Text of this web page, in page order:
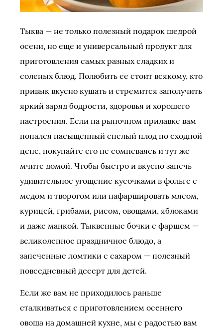
Тыква — не только полезный подарок щедрой
осени, но еще и универсальный продукт для
приготовления самых разных сладких и
соленых блюд. Полюбить ее стоит всякому, кто
привык вкусно кушать и стремится заполучить
яркий заряд бодрости, здоровья и хорошего
настроения. Если на рыночном прилавке вам
попался насыщенный спелый плод по сходной
цене, покупайте его не сомневаясь и тут же
мчите домой. Чтобы быстро и вкусно запечь
удивительное угощение кусочками в фольге с
медом и творогом или нафаршировать мясом,
курицей, грибами, рисом, овощами, яблоками
и даже манкой. Тыквенные бочки с фаршем —
великолепное праздничное блюдо, а
запеченные ломтики с сахаром — полезный
повседневный десерт для детей.
Если же вам не приходилось раньше
сталкиваться с приготовлением осеннего
овоща на домашней кухне, мы с радостью вам